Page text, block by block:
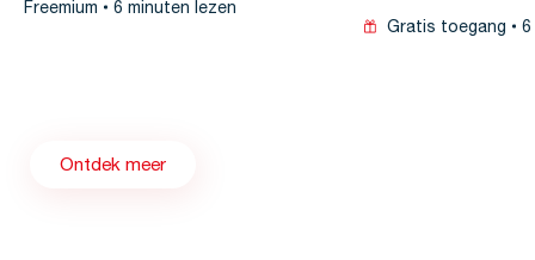
Ontdek meer
Freemium 6 minuten lezen
Gratis toegang 6